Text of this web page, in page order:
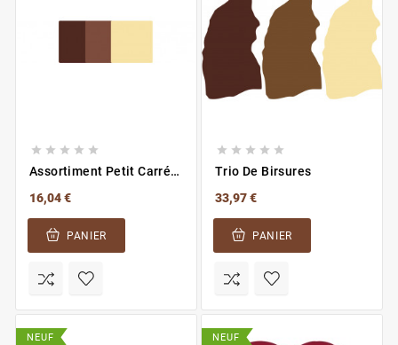
    
Assortiment Petit Carré
16,04 €
PANIER
    
Trio De Birsures
33,97 €
PANIER
NEUF NEUF